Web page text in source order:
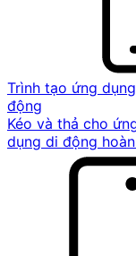
Trình tạo ứng
động
Kéo và thả cho
dụng di động